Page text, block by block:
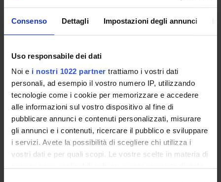
Consenso Dettagli Impostazioni degli annunci
Uso responsabile dei dati
Noi e i nostri 1022 partner trattiamo i vostri dati
personali, ad esempio il vostro numero IP, utilizzando
tecnologie come i cookie per memorizzare e accedere
alle informazioni sul vostro dispositivo al fine di
pubblicare annunci e contenuti personalizzati, misurare
gli annunci e i contenuti, ricercare il pubblico e sviluppare
i servizi. Avete la possibilità di scegliere chi utilizza i
vostri dati e per quali scopi. Le vostre scelte in materia di
Full Professor
Economia sanitaria
Health
Economia industriale
Innovation ; Research and Development ; Technological
ACTIVITIES